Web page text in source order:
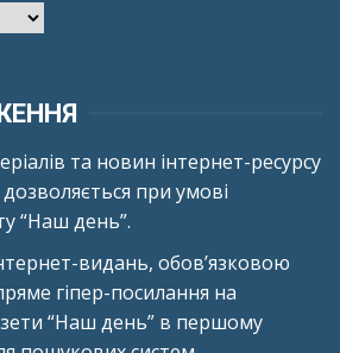
та новин інтернет-ресурсу
при умові
“Наш день”.
видань, обов’язковою
гіпер-посилання на
“Наш день” в першому